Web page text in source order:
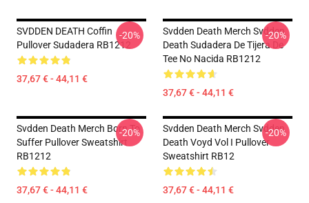
SVDDEN DEATH Coffin
Pullover Sudadera RB1212
37,67 € - 44,11 €
-20%
Svdden Death Merch Svdden
Death Sudadera De Tijera De
Tee No Nacida RB1212
37,67 € - 44,11 €
-20%
Svdden Death Merch Born To
Suffer Pullover Sweatshirt
RB1212
37,67 € - 44,11 €
-20%
Svdden Death Merch Svdden
Death Voyd Vol I Pullover
Sweatshirt RB12
37,67 € - 44,11 €
-20%